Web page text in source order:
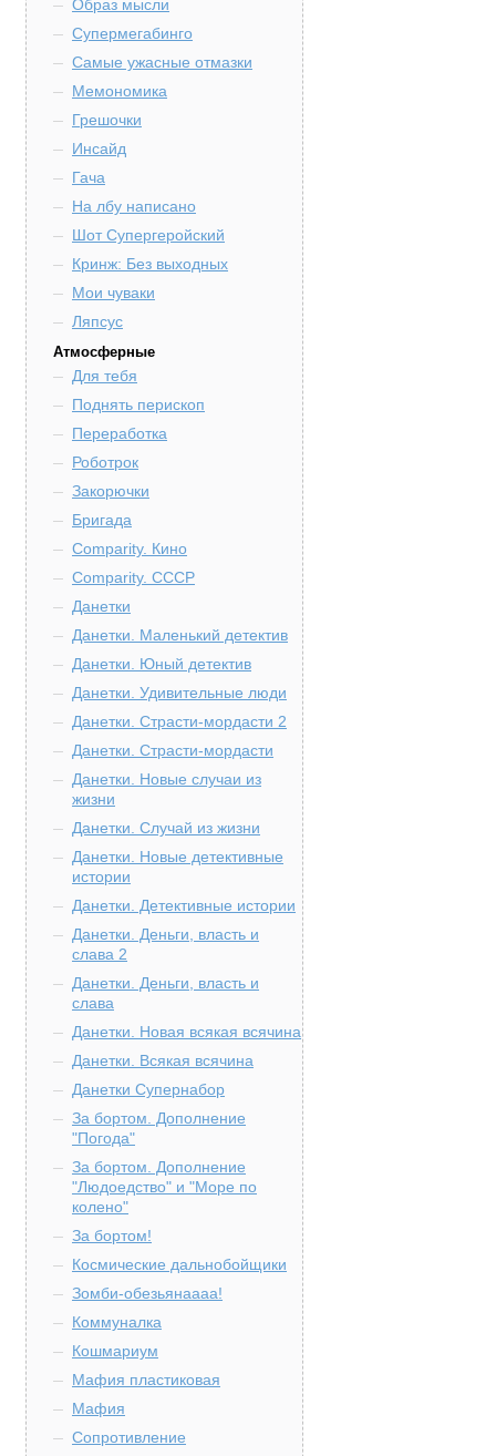
Образ мысли
Супермегабинго
Самые ужасные отмазки
Мемономика
Грешочки
Инсайд
Гача
На лбу написано
Шот Супергеройский
Кринж: Без выходных
Мои чуваки
Ляпсус
Атмосферные
Для тебя
Поднять перископ
Переработка
Роботрок
Закорючки
Бригада
Comparity. Кино
Comparity. СССР
Данетки
Данетки. Маленький детектив
Данетки. Юный детектив
Данетки. Удивительные люди
Данетки. Страсти-мордасти 2
Данетки. Страсти-мордасти
Данетки. Новые случаи из
жизни
Данетки. Случай из жизни
Данетки. Новые детективные
истории
Данетки. Детективные истории
Данетки. Деньги, власть и
слава 2
Данетки. Деньги, власть и
слава
Данетки. Новая всякая всячина
Данетки. Всякая всячина
Данетки Супернабор
За бортом. Дополнение
"Погода"
За бортом. Дополнение
"Людоедство" и "Море по
колено"
За бортом!
Космические дальнобойщики
Зомби-обезьянаааа!
Коммуналка
Кошмариум
Мафия пластиковая
Мафия
Сопротивление